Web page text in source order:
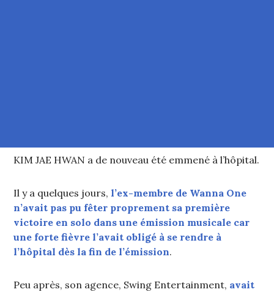
KIM JAE HWAN a de nouveau été emmené à l’hôpital.
Il y a quelques jours,l’ex-membre de Wanna One
n’avait pas pu fêter proprement sa première
victoire en solo dans une émission musicale car
une forte fièvre l’avait obligé à se rendre à
l’hôpital dès la fin de l’émission.
Peu après, son agence, Swing Entertainment, avait